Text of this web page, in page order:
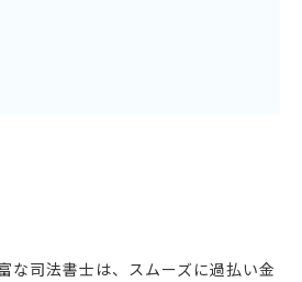
な司法書士は、スムーズに過払い金